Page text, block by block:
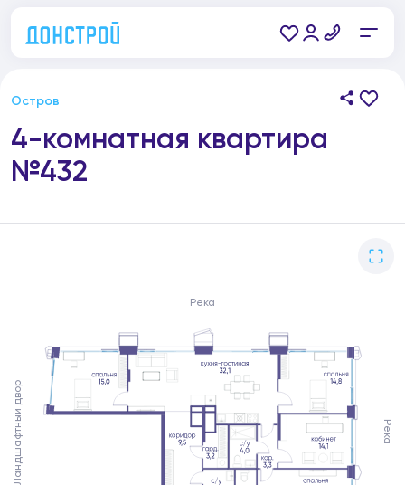
Остров
4-комнатная квартира
№432
Река
Река
Ландшафтный двор